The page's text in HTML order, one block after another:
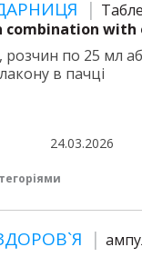
combination with
розчин по 25 мл
в пачці
24.03.2026